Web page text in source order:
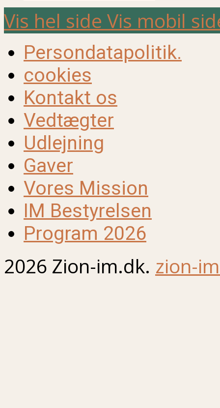
Vis hel side Vis mobil
Persondatapolitik.
cookies
Kontakt os
Vedtægter
Udlejning
Gaver
Vores Mission
IM Bestyrelsen
Program 2026
2026 Zion-im.dk. zion-